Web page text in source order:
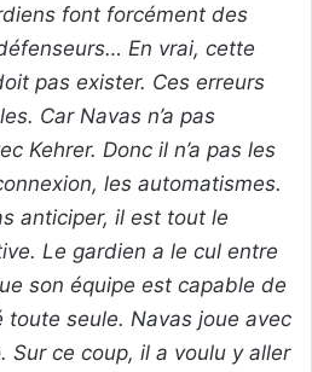
font forcément des
En vrai, cette
pas exister. Ces erreurs
Car Navas n’a pas
Kehrer. Donc il n’a pas les
les automatismes.
anticiper, il est tout le
Le gardien a le cul entre
son équipe est capable de
seule. Navas joue avec
Sur ce coup, il a voulu y aller